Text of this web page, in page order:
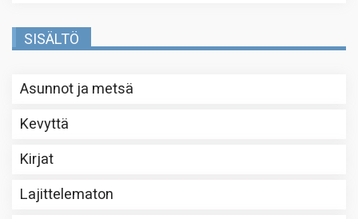
SISÄLTÖ
Asunnot ja metsä
Kevyttä
Kirjat
Lajittelematon